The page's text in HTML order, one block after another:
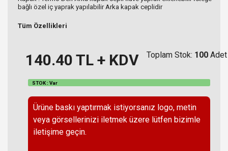
bağlı özel iç yaprak yapılabilir Arka kapak ceplidir
Tüm Özellikleri
140.40 TL + KDV Toplam Stok: 100 Adet
STOK : Var
Ürüne baskı yaptırmak istiyorsanız logo, metin
veya görsellerinizi iletmek üzere lütfen bizimle
iletişime geçin.